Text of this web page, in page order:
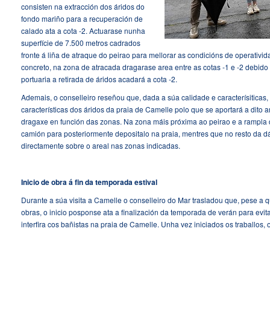
consisten na extracción dos áridos do
fondo mariño para a recuperación de
calado ata a cota -2. Actuarase nunha
superfície de 7.500 metros cadrados
fronte á liña de atraque do peirao para mellorar as condicións de
concreto, na zona de atracada dragarase area entre as cotas -1 e -2
portuaria a retirada de áridos acadará a cota -2.
Ademais, o conselleiro reseñou que, dada a súa calidade e
características dos áridos da praia de Camelle polo que se aportará a dito
dragaxe en función das zonas. Na zona máis próxima ao peirao e a
camión para posteriormente depositalo na praia, mentres que no resto da
directamente sobre o areal nas zonas indicadas.
Inicio de obra á fin da temporada estival
Durante a súa visita a Camelle o conselleiro do Mar trasladou que, pese a
obras, o inicio posponse ata a finalización da temporada de verán para
interfira cos bañistas na praia de Camelle. Unha vez iniciados os traballos,